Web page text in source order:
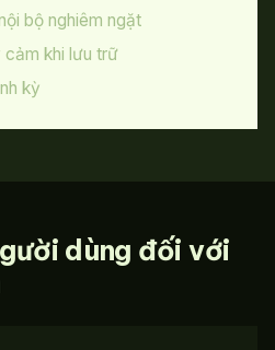
bộ nghiêm ngặt
cảm khi lưu trữ
kỳ
dùng đối với